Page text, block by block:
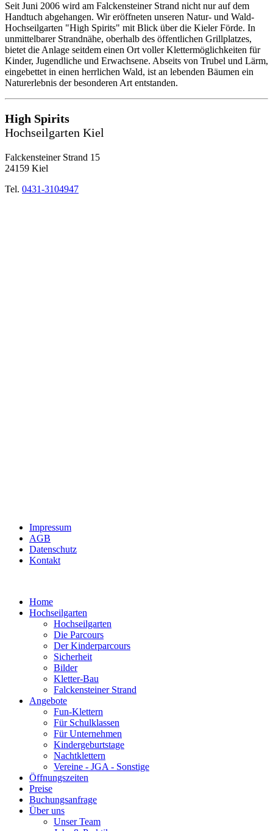
Seit Juni 2006 wird am Falckensteiner Strand nicht nur auf dem
Handtuch abgehangen. Wir eröffneten unseren Natur- und Wald-
Hochseilgarten "High Spirits" mit Blick über die Kieler Förde. In
unmittelbarer Strandnähe, oberhalb des öffentlichen Grillplatzes,
bietet die Anlage seitdem einen Ort voller Klettermöglichkeiten für
Kinder, Jugendliche und Erwachsene. Abseits von Trubel und Lärm,
eingebettet in einen herrlichen Wald, ist an lebenden Bäumen ein
Naturerlebnis der besonderen Art entstanden.
High Spirits
Hochseilgarten Kiel
Falckensteiner Strand 15
24159 Kiel
Tel. 0431-3104947
Impressum
AGB
Datenschutz
Kontakt
Home
Hochseilgarten
Hochseilgarten
Die Parcours
Der Kinderparcours
Sicherheit
Bilder
Kletter-Bau
Falckensteiner Strand
Angebote
Fun-Klettern
Für Schulklassen
Für Unternehmen
Kindergeburtstage
Nachtklettern
Vereine - JGA - Sonstige
Öffnungszeiten
Preise
Buchungsanfrage
Über uns
Unser Team